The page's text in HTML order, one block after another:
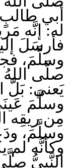
أبي
له: إنَّه
فأرسَلَ
وسلَّمَ،
صلَّى
يَعني: بَلَّ
وسلَّمَ
مِن ريقِه
وسلَّمَ،
وكأنَّه لم
النَّبيُّ